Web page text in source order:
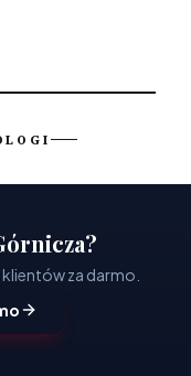
za darmo.